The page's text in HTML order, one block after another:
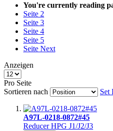
You're currently reading
Seite 2
Seite 3
Seite 4
Seite 5
Seite Next
Anzeigen
Pro Seite
Sortieren nach
Set
A97L-0218-0872#45
Reducer HPG J1/J2/J3